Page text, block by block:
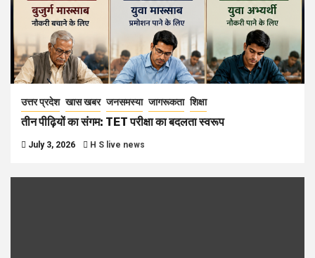
उत्तर प्रदेश खास खबर जनसमस्या जागरूकता शिक्षा
तीन पीढ़ियों का संगम: TET परीक्षा का बदलता स्वरूप
July 3, 2026 H S live news